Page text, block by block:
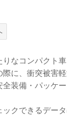
りなコンパクト
に、衝突被害
装備・パッケ
クできるデータ